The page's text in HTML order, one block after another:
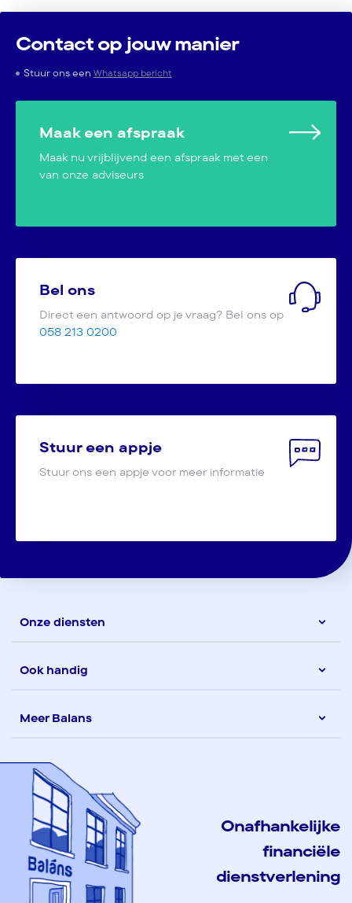
Contact op jouw manier
Stuur ons een Whatsapp bericht
Maak een afspraak
Maak nu vrijblijvend een afspraak met een
van onze adviseurs
Bel ons
Direct een antwoord op je vraag? Bel ons op
058 213 0200
Stuur een appje
Stuur ons een appje voor meer informatie
Onze diensten
Ook handig
Meer Balans
Onafhankelijke
financiële
dienstverlening